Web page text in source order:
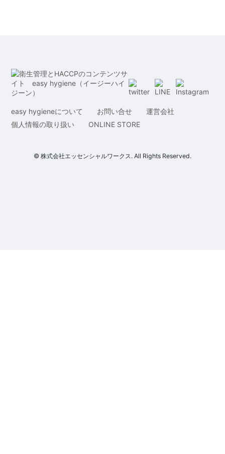
easy hygieneについて お問い合せ
運営会社
個人情報の取り扱い
ONLINE STORE
© 株式会社エッセンシャルワークス. All Rights Reserved.